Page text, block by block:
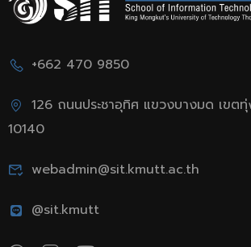
+662 470 9850
126 ถนนประชาอุทิศ แขวงบางมด เขต
10140
webadmin@sit.kmutt.ac.th
@sit.kmutt